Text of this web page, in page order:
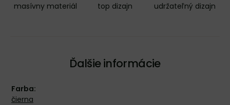
masívny materiál top dizajn udržateľný dizajn
Ďalšie informácie
Farba:
čierna